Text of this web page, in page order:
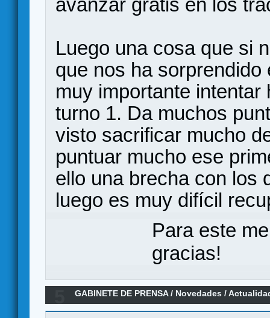
avanzar gratis en los
Luego una cosa que si
que nos ha
muy importante
turno 1. Da muchos
visto sacrificar mucho
puntuar mucho ese
ello una brecha con los
luego es muy difícil
Para este
gracias!
GABINETE DE PRENSA/ Novedades /